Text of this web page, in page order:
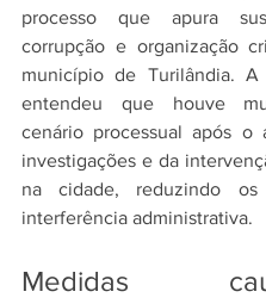
processo que apura
corrupção e organização
município de Turilândia. A
entendeu que houve
cenário processual após o
investigações e da
na cidade, reduzindo
interferência administrativa.
Medidas